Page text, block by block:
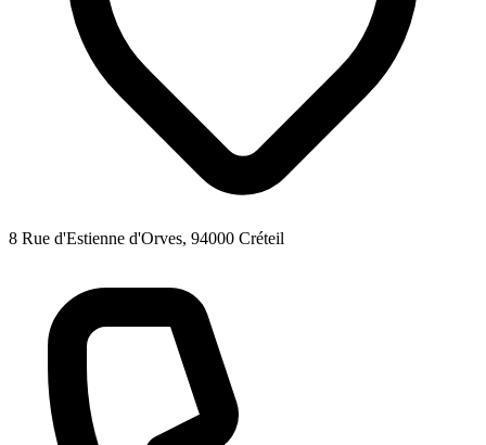
8 Rue d'Estienne d'Orves, 94000 Créteil